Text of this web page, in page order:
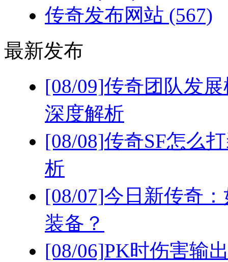
传奇发布网站 (567)
最新发布
[08/09]传奇团队发
深度解析
[08/08]传奇SF怎么
析
[08/07]今日新传奇
装备？
[08/06]PK时伤害输